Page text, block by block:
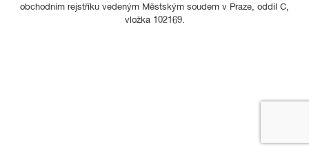
obchodním rejstříku vedeným Městským soudem v Praze, oddíl C,
vložka 102169.